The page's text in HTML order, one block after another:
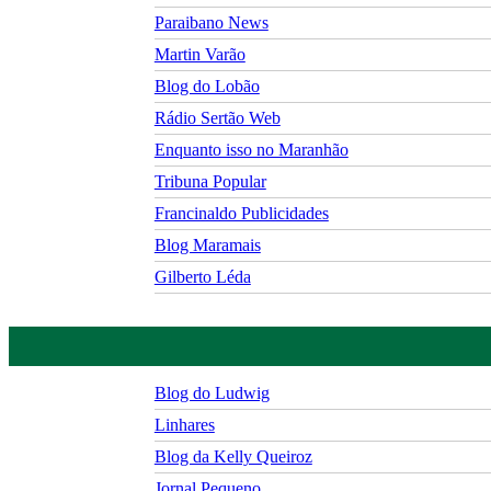
Paraibano News
Martin Varão
Blog do Lobão
Rádio Sertão Web
Enquanto isso no Maranhão
Tribuna Popular
Francinaldo Publicidades
Blog Maramais
Gilberto Léda
Blog do Ludwig
Linhares
Blog da Kelly Queiroz